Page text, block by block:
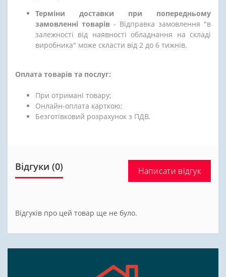
Терміни доставки при попередньому
замовленні товарів - Відправка замовлення "в
залежності від наявності обладнання на складі
виробника" може скласти від 2 до 6 тижнів.
Оплата товарів та послуг:
При отримані товару;
Онлайн-оплата карткою;
Безготівковий розрахунок з ПДВ.
Відгуки (0) Написати відгук
Відгуків про цей товар ще не було.